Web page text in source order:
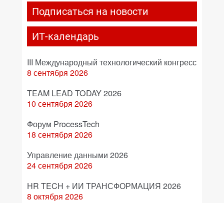
Подписаться на новости
ИТ-календарь
III Международный технологический конгресс
8 сентября 2026
TEAM LEAD TODAY 2026
10 сентября 2026
Форум ProcessTech
18 сентября 2026
Управление данными 2026
24 сентября 2026
HR TECH + ИИ ТРАНСФОРМАЦИЯ 2026
8 октября 2026